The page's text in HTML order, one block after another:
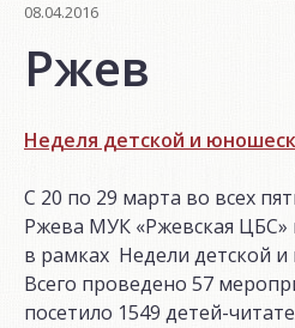
08.04.2016
Ржев
Неделя детской и
С 20 по 29 марта во всех
Ржева МУК «Ржевская
в рамках Недели детской
Всего проведено 57
посетило 1549 детей-